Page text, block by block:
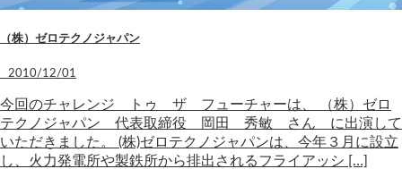
（株）ゼロテクノジャパン
2010/12/01
今回のチャレンジ トゥ ザ フューチャーは、 （株）ゼロ
テクノジャパン 代表取締役 岡田 秀敏 さん に出演して
いただきました。 (株)ゼロテクノジャパンは、今年３月に設立
し、火力発電所や製鉄所から排出されるフライアッシ […]